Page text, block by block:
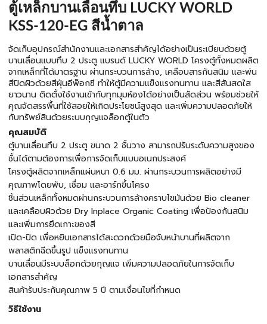
ตู้เหล็กบานเลื่อนทึบ LUCKY WORLD
KSS-120-EG สีน้ำตาล
จัดเก็บอุปกรณ์สำนักงานและเอกสารสำคัญได้อย่างเป็นระเบียบด้วยตู้
บานเลื่อนแบบทึบ 2 ประตู แบรนด์ LUCKY WORLD โครงตู้ทั้งหมดผลิต
จากเหล็กที่ได้มาตรฐาน ผ่านกระบวนการล้าง, เคลือบสารกันสนิม และพ่น
สีปิดผิวด้วยสีฝุ่นอีพ็อกซี ทำให้ตู้มีความแข็งแรงทนทาน และสีสันสดใส
ยาวนาน ติดตั้งใช้งานเข้ากับทุกมุมห้องได้อย่างเป็นสัดส่วน พร้อมช่วยให้
คุณจัดสรรพื้นที่ใช้สอยให้เกิดประโยชน์สูงสุด และเพิ่มความปลอดภัยให้
กับทรัพย์สินด้วยระบบกุญแจล็อกตู้ในตัว
คุณสมบัติ
ตู้บานเลื่อนทึบ 2 ประตู ขนาด 2 ชั้นวาง สามารถปรับระดับความสูงของ
ชั้นได้ตามต้องการเพื่อการจัดเก็บแบบอเนกประสงค์
โครงตู้ผลิตจากเหล็กแผ่นหนา 0.6 มม. ผ่านกระบวนการผลิตอย่างมี
คุณภาพโดยพับ, เชื่อม และอาร์กขึ้นโครง
ชิ้นส่วนเหล็กทั้งหมดผ่านกระบวนการล้างคราบไขมันด้วย Bio cleaner
และเคลือบผิวด้วย Dry Inplace Organic Coating เพื่อป้องกันสนิม
และเพิ่มการยึดเกาะของสี
เปิด-ปิด เพื่อหยิบเอกสารได้สะดวกด้วยมือจับหน้าบานที่ผลิตจาก
พลาสติกฉีดขึ้นรูป แข็งแรงทนทาน
บานเลื่อนมีระบบล็อกด้วยกุญแจ เพิ่มความปลอดภัยในการจัดเก็บ
เอกสารสำคัญ
สินค้ารับประกันคุณภาพ 5 ปี ตามเงื่อนไขที่กำหนด
วิธีใช้งาน